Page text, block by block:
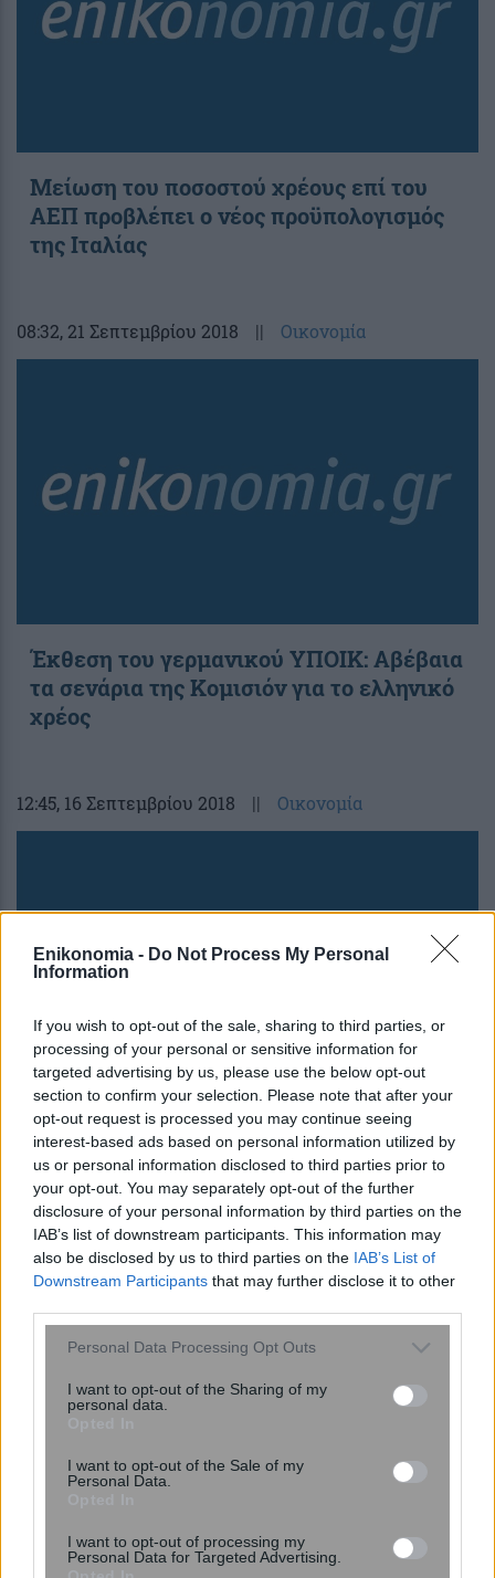
Enikonomia - Do Not Process My Personal
Information
If you wish to opt-out of the sale, sharing to third parties, or
processing of your personal or sensitive information for
targeted advertising by us, please use the below opt-out
section to confirm your selection. Please note that after your
opt-out request is processed you may continue seeing
interest-based ads based on personal information utilized by
us or personal information disclosed to third parties prior to
your opt-out. You may separately opt-out of the further
disclosure of your personal information by third parties on the
IAB’s list of downstream participants. This information may
also be disclosed by us to third parties on the IAB’s List of
Downstream Participants that may further disclose it to other
Please note that this website/app uses one or more Google
not limited to your visit or usage behaviour. You may click to
grant or deny consent to Google and its third-party tags to
consent section.
Personal Data Processing Opt Outs
I want to opt-out of the Sharing of my
personal data.
I want to opt-out of the Sale of my
Personal Data.
I want to opt-out of processing my
Personal Data for Targeted Advertising.
Μείωση του ποσοστού χρέους επί του
ΑΕΠ προβλέπει ο νέος προϋπολογισμός
της Ιταλίας
08:32, 21 Σεπτεμβρίου 2018 || Οικονομία
Έκθεση του γερμανικού ΥΠΟΙΚ: Αβέβαια
τα σενάρια της Κομισιόν για το ελληνικό
χρέος
12:45, 16 Σεπτεμβρίου 2018 || Οικονομία
Στα 400 εκατ. ευρώ αυξάνεται ο
προϋπολογισμός για το πρόγραμμα
ενίσχυσης νέων τουριστικών
επιχειρήσεων
, 15 Σεπτεμβρίου 2018 || Οικονομία